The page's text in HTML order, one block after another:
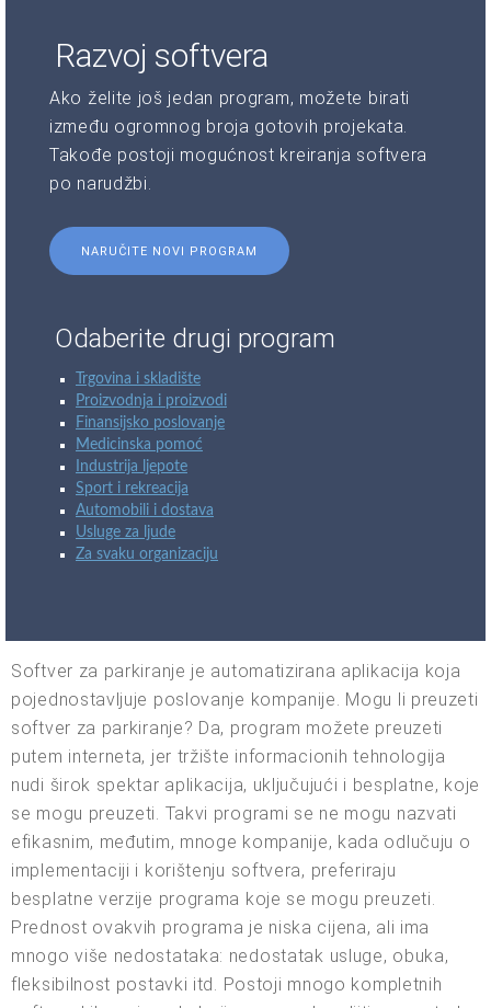
Razvoj softvera
Ako želite još jedan program, možete birati
između ogromnog broja gotovih projekata.
Takođe postoji mogućnost kreiranja softvera
po narudžbi.
NARUČITE NOVI PROGRAM
Odaberite drugi program
Trgovina i skladište
Proizvodnja i proizvodi
Finansijsko poslovanje
Medicinska pomoć
Industrija ljepote
Sport i rekreacija
Automobili i dostava
Usluge za ljude
Za svaku organizaciju
Softver za parkiranje je automatizirana aplikacija koja
pojednostavljuje poslovanje kompanije. Mogu li preuzeti
softver za parkiranje? Da, program možete preuzeti
putem interneta, jer tržište informacionih tehnologija
nudi širok spektar aplikacija, uključujući i besplatne, koje
se mogu preuzeti. Takvi programi se ne mogu nazvati
efikasnim, međutim, mnoge kompanije, kada odlučuju o
implementaciji i korištenju softvera, preferiraju
besplatne verzije programa koje se mogu preuzeti.
Prednost ovakvih programa je niska cijena, ali ima
mnogo više nedostataka: nedostatak usluge, obuka,
fleksibilnost postavki itd. Postoji mnogo kompletnih